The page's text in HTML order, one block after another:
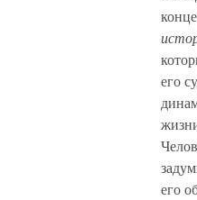
его
его